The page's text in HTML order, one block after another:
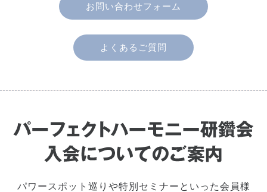
お問い合わせフォーム
よくあるご質問
パワースポット巡りや特別セミナーといった会員様